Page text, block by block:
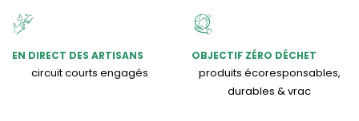
EN DIRECT DES ARTISANS
circuit courts engagés
OBJECTIF ZÉRO DÉCHET
produits écoresponsables,
durables & vrac